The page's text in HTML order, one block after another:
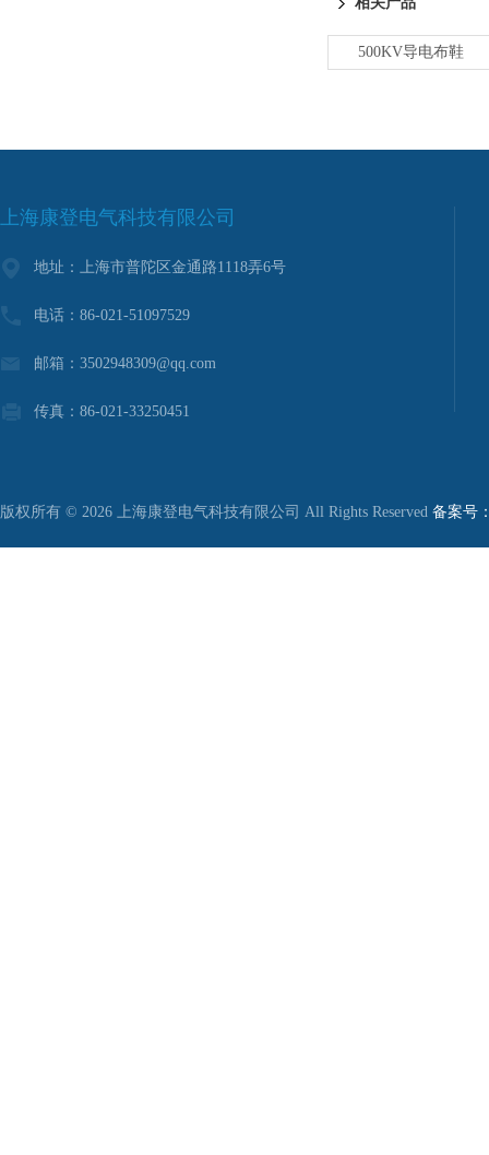
500KV导电布鞋
上海康登电气科技有限公司
地址：上海市普陀区金通路1118弄6号
电话：86-021-51097529
邮箱：3502948309@qq.com
传真：86-021-33250451
版权所有 © 2026 上海康登电气科技有限公司 All Rights Reserved 备案号